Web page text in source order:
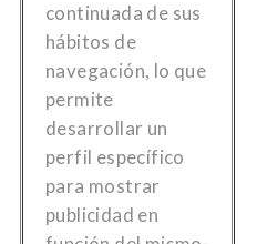
continuada de sus
hábitos de
navegación, lo que
permite
desarrollar un
perfil específico
para mostrar
publicidad en